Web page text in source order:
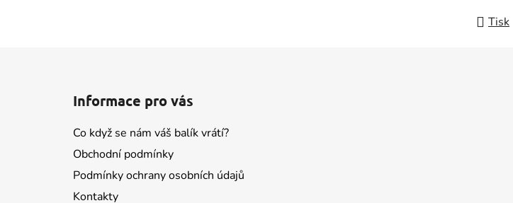
Tisk
Informace pro vás
Co když se nám váš balík vrátí?
Obchodní podmínky
Podmínky ochrany osobních údajů
Kontakty